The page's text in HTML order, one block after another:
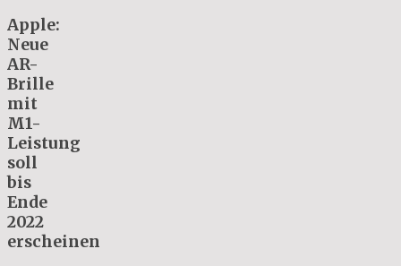
Apple:
Neue
AR-
Brille
mit
M1-
Leistung
soll
bis
Ende
2022
erscheinen